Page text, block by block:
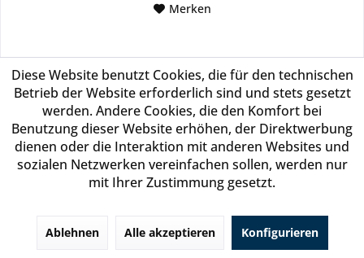
Merken
In den Warenkorb
Diese Website benutzt Cookies, die für den technischen
Betrieb der Website erforderlich sind und stets gesetzt
werden. Andere Cookies, die den Komfort bei
Benutzung dieser Website erhöhen, der Direktwerbung
dienen oder die Interaktion mit anderen Websites und
sozialen Netzwerken vereinfachen sollen, werden nur
mit Ihrer Zustimmung gesetzt.
Ablehnen Alle akzeptieren Konfigurieren